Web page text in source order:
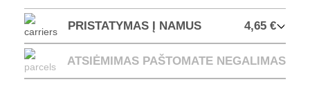
PRISTATYMAS Į NAMUS 4,65 €
ATSIĖMIMAS PAŠTOMATE NEGALIMAS